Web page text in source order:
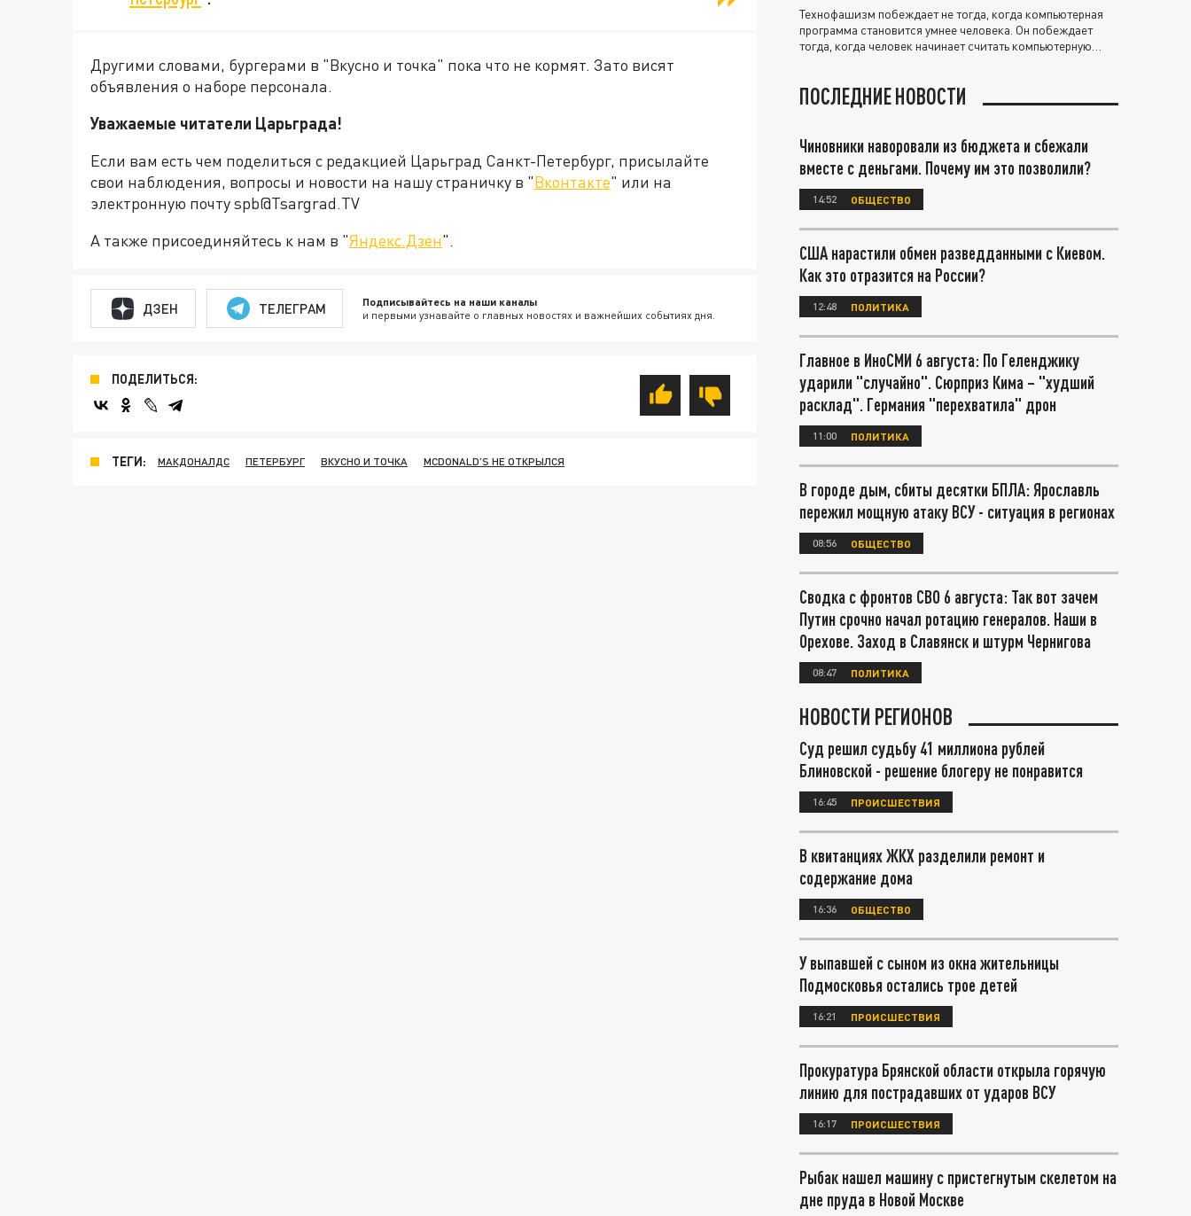
Другими словами, бургерами в "Вкусно и точка" пока что не кормят. Зато висят
объявления о наборе персонала.
Уважаемые читатели Царьграда!
Если вам есть чем поделиться с редакцией Царьград Санкт-Петербург, присылайте
свои наблюдения, вопросы и новости на нашу страничку в "Вконтакте" или на
электронную почту spb@Tsargrad.TV
А также присоединяйтесь к нам в "Яндекс.Дзен".
ДЗЕН ТЕЛЕГРАМ Подписывайтесь на наши каналы
и первыми узнавайте о главных новостях и важнейших событиях дня.
ПОДЕЛИТЬСЯ:
ТЕГИ: МАКДОНАЛДС ПЕТЕРБУРГ ВКУСНО И ТОЧКА MCDONALD’S НЕ ОТКРЫЛСЯ
Технофашизм побеждает не тогда, когда компьютерная
программа становится умнее человека. Он побеждает
тогда, когда человек начинает считать компьютерную
ПОСЛЕДНИЕ НОВОСТИ
Чиновники наворовали из бюджета и сбежали
вместе с деньгами. Почему им это позволили?
14:52 ОБЩЕСТВО
США нарастили обмен разведданными с Киевом.
Как это отразится на России?
12:48 ПОЛИТИКА
Главное в ИноСМИ 6 августа: По Геленджику
ударили "случайно". Сюрприз Кима – "худший
расклад". Германия "перехватила" дрон
11:00 ПОЛИТИКА
В городе дым, сбиты десятки БПЛА: Ярославль
пережил мощную атаку ВСУ - ситуация в регионах
08:56 ОБЩЕСТВО
Сводка с фронтов СВО 6 августа: Так вот зачем
Путин срочно начал ротацию генералов. Наши в
Орехове. Заход в Славянск и штурм Чернигова
08:47 ПОЛИТИКА
НОВОСТИ РЕГИОНОВ
Суд решил судьбу 41 миллиона рублей
Блиновской - решение блогеру не понравится
16:45 ПРОИСШЕСТВИЯ
В квитанциях ЖКХ разделили ремонт и
содержание дома
16:36 ОБЩЕСТВО
У выпавшей с сыном из окна жительницы
Подмосковья остались трое детей
16:21 ПРОИСШЕСТВИЯ
Прокуратура Брянской области открыла горячую
линию для пострадавших от ударов ВСУ
16:17 ПРОИСШЕСТВИЯ
Рыбак нашел машину с пристегнутым скелетом на
дне пруда в Новой Москве